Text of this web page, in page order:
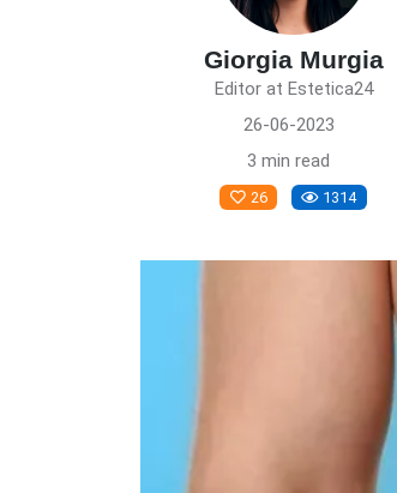
Giorgia Murgia
Editor at Estetica24
26-06-2023
3 min read
26 1314